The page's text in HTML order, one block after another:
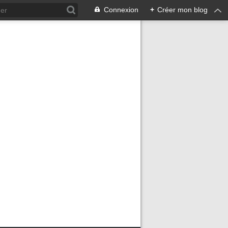
Connexion + Créer mon blog